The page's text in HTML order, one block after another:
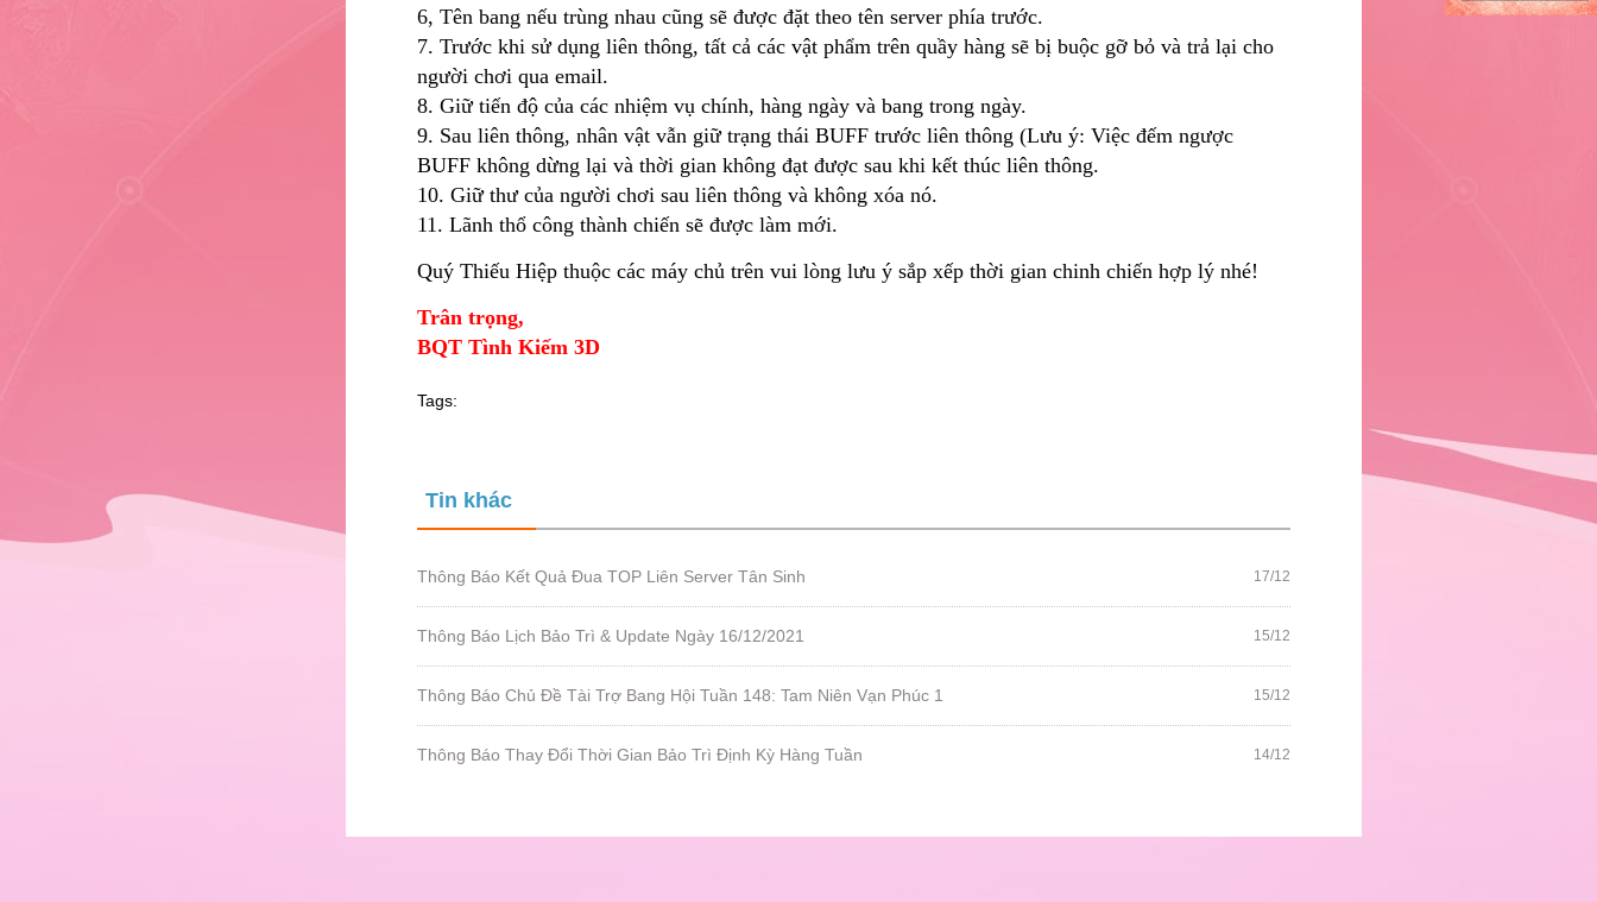
6, Tên bang nếu trùng nhau cũng sẽ được đặt theo tên server phía trước.
7. Trước khi sử dụng liên thông, tất cả các vật phẩm trên quầy hàng sẽ bị buộc gỡ bỏ và trả lại cho
người chơi qua email.
8. Giữ tiến độ của các nhiệm vụ chính, hàng ngày và bang trong ngày.
9. Sau liên thông, nhân vật vẫn giữ trạng thái BUFF trước liên thông (Lưu ý: Việc đếm ngược
BUFF không dừng lại và thời gian không đạt được sau khi kết thúc liên thông.
10. Giữ thư của người chơi sau liên thông và không xóa nó.
11. Lãnh thổ công thành chiến sẽ được làm mới.
Quý Thiếu Hiệp thuộc các máy chủ trên vui lòng lưu ý sắp xếp thời gian chinh chiến hợp lý nhé!
Trân trọng,
BQT Tình Kiếm 3D
Tags:
Tin khác
Thông Báo Kết Quả Đua TOP Liên Server Tân Sinh 17/12
Thông Báo Lịch Bảo Trì & Update Ngày 16/12/2021 15/12
Thông Báo Chủ Đề Tài Trợ Bang Hội Tuần 148: Tam Niên Vạn Phúc 1 15/12
Thông Báo Thay Đổi Thời Gian Bảo Trì Định Kỳ Hàng Tuần 14/12